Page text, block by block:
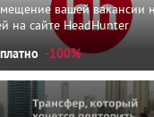
вашей вакансии
на сайте HeadHunter
-100%